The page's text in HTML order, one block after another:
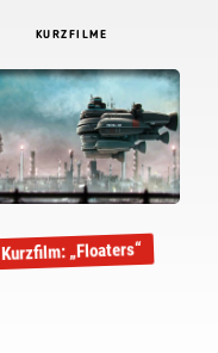
KURZFILME
Kurzfilm: „Floaters“